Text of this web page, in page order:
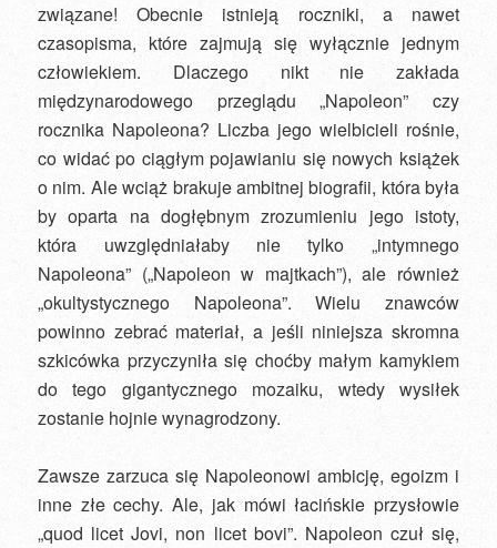
związane! Obecnie istnieją roczniki, a nawet
czasopisma, które zajmują się wyłącznie jednym
człowiekiem. Dlaczego nikt nie zakłada
międzynarodowego przeglądu „Napoleon” czy
rocznika Napoleona? Liczba jego wielbicieli rośnie,
co widać po ciągłym pojawianiu się nowych książek
o nim. Ale wciąż brakuje ambitnej biografii, która była
by oparta na dogłębnym zrozumieniu jego istoty,
która uwzględniałaby nie tylko „intymnego
Napoleona” („Napoleon w majtkach”), ale również
„okultystycznego Napoleona”. Wielu znawców
powinno zebrać materiał, a jeśli niniejsza skromna
szkicówka przyczyniła się choćby małym kamykiem
do tego gigantycznego mozaiku, wtedy wysiłek
zostanie hojnie wynagrodzony.
Zawsze zarzuca się Napoleonowi ambicję, egoizm i
inne złe cechy. Ale, jak mówi łacińskie przysłowie
„quod licet Jovi, non licet bovi”. Napoleon czuł się,